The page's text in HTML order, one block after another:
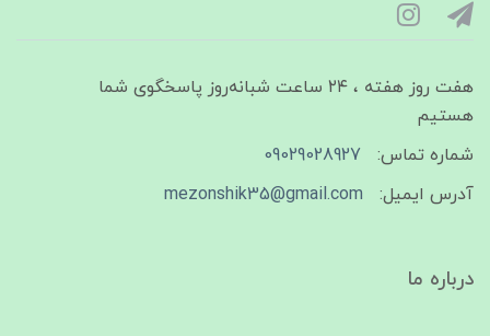
هفت روز هفته ، ۲۴ ساعت شبانه‌روز پاسخگوی شما
هستیم
شماره تماس:
09029028927
آدرس ایمیل:
mezonshik35@gmail.com
درباره ما